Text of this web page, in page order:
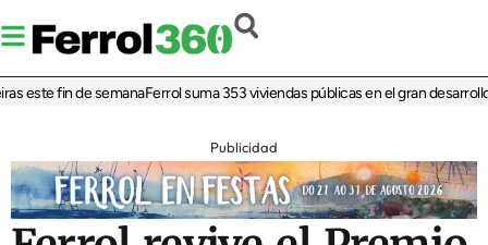
este fin de semanaFerrol suma 353 viviendas públicas en el gran desarrollo
Publicidad